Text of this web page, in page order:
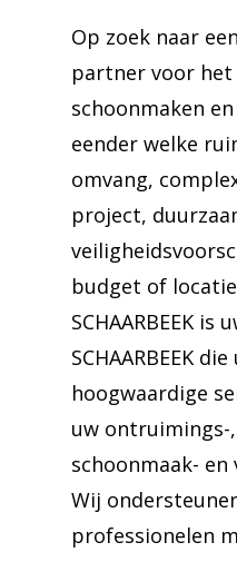
Op zoek naar
partner voor het
schoonmaken
eender welke
omvang,
project,
budget of
SCHAARBEEK is
SCHAARBEEK
hoogwaardige
uw ontruimings-
schoonmaak-
Wij
professionelen